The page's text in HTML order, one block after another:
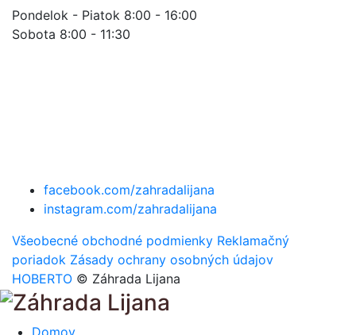
Pondelok - Piatok 8:00 - 16:00
Sobota 8:00 - 11:30
facebook.com/zahradalijana
instagram.com/zahradalijana
Všeobecné obchodné podmienky Reklamačný
poriadok Zásady ochrany osobných údajov
HOBERTO © Záhrada Lijana
Domov